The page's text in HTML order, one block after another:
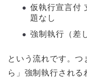
仮執行宣言付
題なし
強制執行（差
という流れです。つ
ら」強制執行される